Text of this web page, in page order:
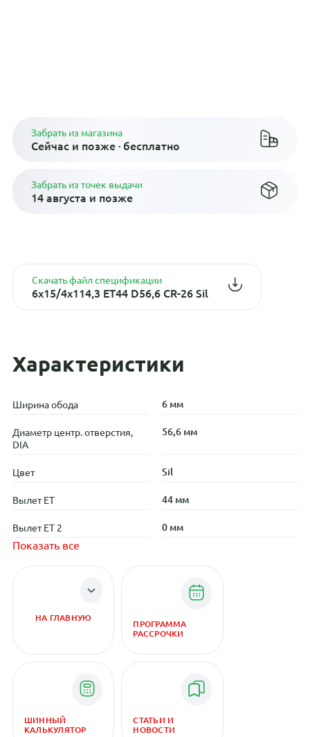
Забрать из магазина
Сейчас и позже · бесплатно
Забрать из точек выдачи
14 августа и позже
Скачать файл спецификации
6x15/4x114,3 ET44 D56,6 CR-26 Sil
Характеристики
Ширина обода 6 мм
Диаметр центр. отверстия,
DIA
56,6 мм
Цвет Sil
Вылет ET 44 мм
Вылет ET 2 0 мм
Показать все
НА ГЛАВНУЮ
ПРОГРАММА
РАССРОЧКИ
ШИННЫЙ
КАЛЬКУЛЯТОР
СТАТЬИ И
НОВОСТИ